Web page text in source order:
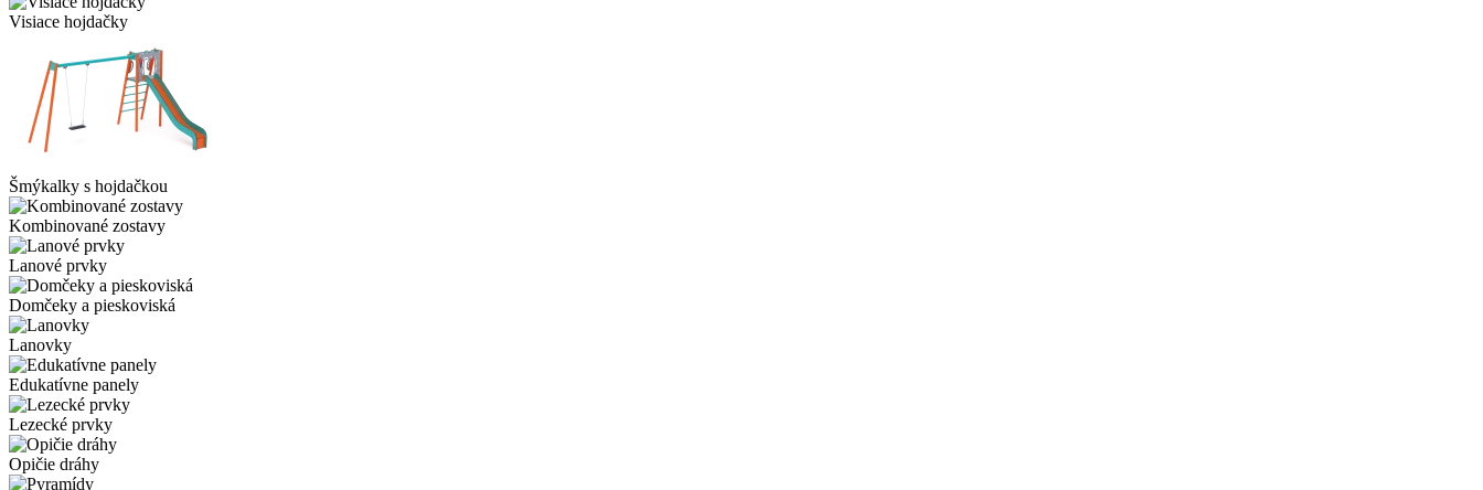
Visiace hojdačky
Šmýkalky s hojdačkou
Kombinované zostavy
Lanové prvky
Domčeky a pieskoviská
Lanovky
Edukatívne panely
Lezecké prvky
Opičie dráhy